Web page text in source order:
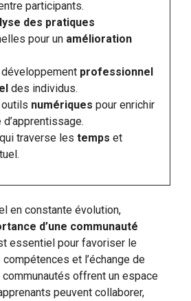
participants.
des pratiques
pour un amélioration
professionnel
des individus.
numériques pour enrichir
d’apprentissage.
traverse les temps et
en constante évolution,
d’une communauté
essentiel pour favoriser le
et l’échange de
offrent un espace
peuvent collaborer,